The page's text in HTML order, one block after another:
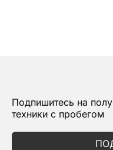
Подпишитесь на
техники с пробегом